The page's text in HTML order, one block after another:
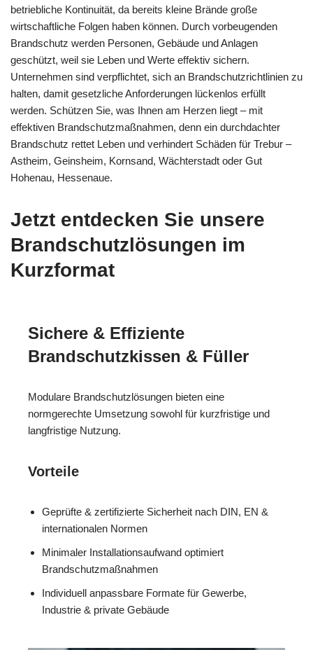
betriebliche Kontinuität, da bereits kleine Brände große
wirtschaftliche Folgen haben können. Durch vorbeugenden
Brandschutz werden Personen, Gebäude und Anlagen
geschützt, weil sie Leben und Werte effektiv sichern.
Unternehmen sind verpflichtet, sich an Brandschutzrichtlinien zu
halten, damit gesetzliche Anforderungen lückenlos erfüllt
werden. Schützen Sie, was Ihnen am Herzen liegt – mit
effektiven Brandschutzmaßnahmen, denn ein durchdachter
Brandschutz rettet Leben und verhindert Schäden für Trebur –
Astheim, Geinsheim, Kornsand, Wächterstadt oder Gut
Hohenau, Hessenaue.
Jetzt entdecken Sie unsere
Brandschutzlösungen im
Kurzformat
Sichere & Effiziente
Brandschutzkissen & Füller
Modulare Brandschutzlösungen bieten eine
normgerechte Umsetzung sowohl für kurzfristige und
langfristige Nutzung.
Vorteile
Geprüfte & zertifizierte Sicherheit nach DIN, EN &
internationalen Normen
Minimaler Installationsaufwand optimiert
Brandschutzmaßnahmen
Individuell anpassbare Formate für Gewerbe,
Industrie & private Gebäude